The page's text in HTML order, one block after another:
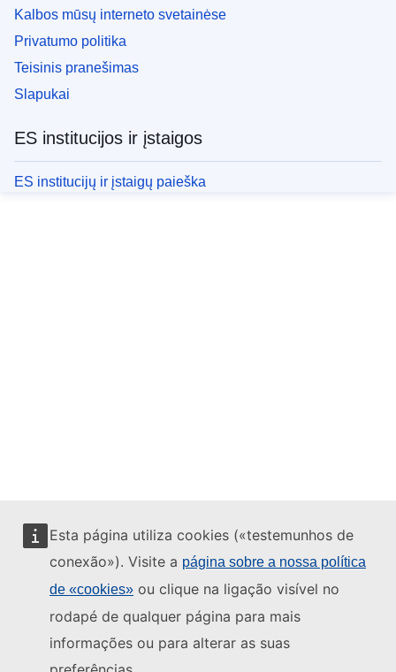
Esta página utiliza cookies («testemunhos de
conexão»). Visite a página sobre a nossa política
de «cookies» ou clique na ligação visível no
rodapé de qualquer página para mais
informações ou para alterar as suas
Kalbos mūsų interneto svetainėse
Privatumo politika
Teisinis pranešimas
Slapukai
ES institucijos ir įstaigos
ES institucijų ir įstaigų paieška